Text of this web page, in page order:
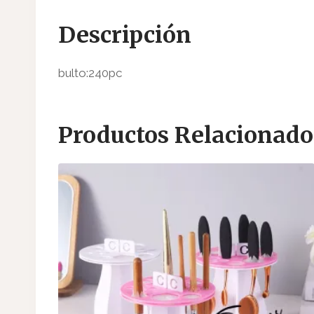
Descripción
bulto:240pc
Productos